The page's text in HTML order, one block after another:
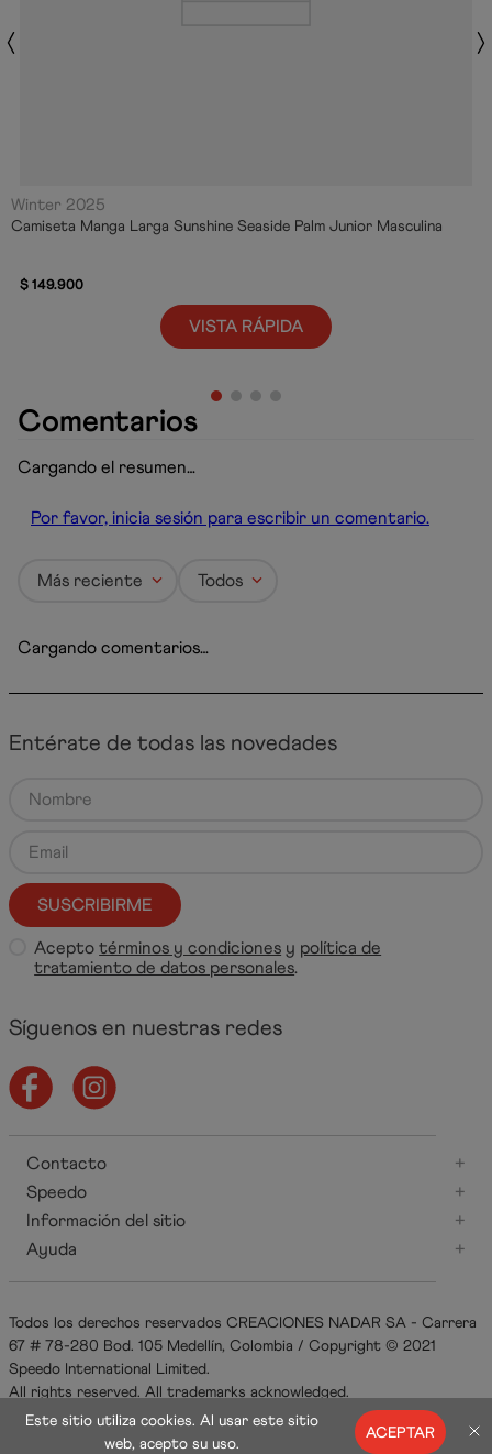
Winter 2025
Camiseta Manga Larga Sunshine Seaside Palm Junior Masculina
$149.900
VISTA RÁPIDA
Comentarios
Cargando el resumen…
Por favor, inicia sesión para escribir un comentario.
Más reciente Todos
Cargando comentarios…
Entérate de todas las novedades
SUSCRIBIRME
Aceptotérminos y condiciones y política de
tratamiento de datos personales.
Síguenos en nuestras redes
Contacto
+
Speedo
+
Información del sitio
+
Ayuda
+
Todos los derechos reservados CREACIONES NADAR SA - Carrera
67 # 78-280 Bod. 105 Medellín, Colombia / Copyright © 2021
Speedo International Limited.
All rights reserved. All trademarks acknowledged.
ACEPTAR
Este sitio utiliza cookies. Al usar este sitio
web, acepto su uso.